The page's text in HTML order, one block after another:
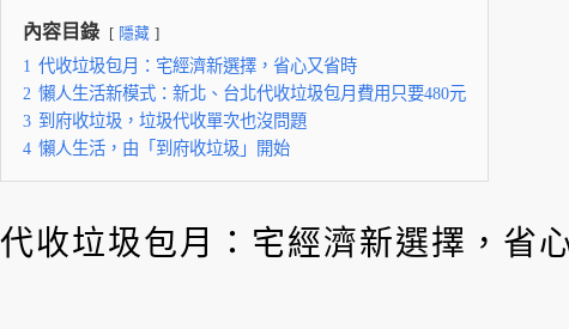
內容目錄 隱藏
1 代收垃圾包月：宅經濟新選擇，省心又省時
2 懶人生活新模式：新北、台北代收垃圾包月費用只要480元
3 到府收垃圾，垃圾代收單次也沒問題
4 懶人生活，由「到府收垃圾」開始
代收垃圾包月：宅經濟新選擇，省